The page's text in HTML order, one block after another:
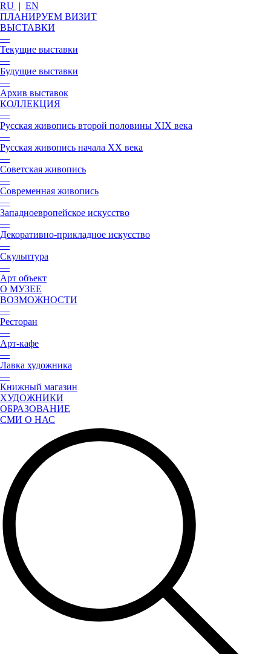
RU | EN
ПЛАНИРУЕМ ВИЗИТ
ВЫСТАВКИ
—
Текущие выставки
—
Будущие выставки
—
Архив выставок
КОЛЛЕКЦИЯ
—
Русская живопись второй половины XIX века
—
Русская живопись начала XX века
—
Советская живопись
—
Современная живопись
—
Западноевропейское искусство
—
Декоративно-прикладное искусство
—
Скульптура
—
Арт объект
О МУЗЕЕ
ВОЗМОЖНОСТИ
—
Ресторан
—
Арт-кафе
—
Лавка художника
—
Книжный магазин
ХУДОЖНИКИ
ОБРАЗОВАНИЕ
СМИ О НАС